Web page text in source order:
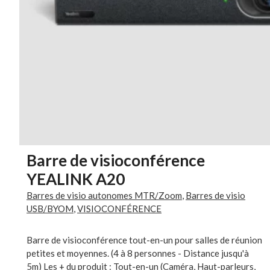
Barre de visioconférence
YEALINK A20
Barres de visio autonomes MTR/Zoom, Barres de visio
USB/BYOM,VISIOCONFÉRENCE
Barre de visioconférence tout-en-un pour salles de réunion
petites et moyennes. (4 à 8 personnes - Distance jusqu'à
5m) Les + du produit : Tout-en-un (Caméra, Haut-parleurs,